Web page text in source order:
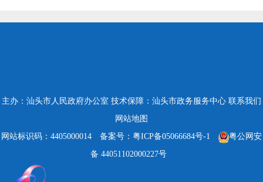
主办：汕头市人民政府办公室 技术保障：汕头市政务服务中心 联系我们
网站地图
网站标识码：4405000014
备案号：粤ICP备05066684号-1
粤公网安
备 44051102000227号